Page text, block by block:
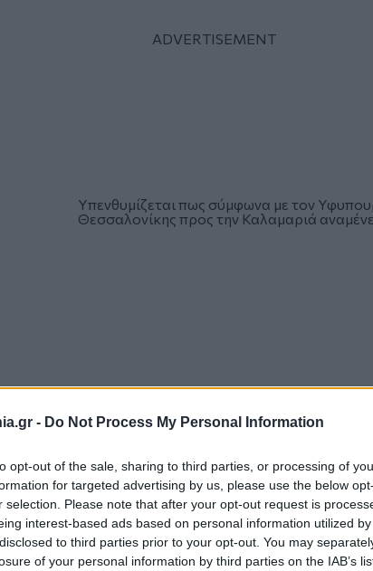
- Do Not Process My Personal Information
opt-out of the sale, sharing to third parties, or processing of
for targeted advertising by us, please use the below
selection. Please note that after your opt-out request is
interest-based ads based on personal information utilized
to third parties prior to your opt-out. You may
of your personal information by third parties on the IAB’s
Υπενθυμίζεται πως σύμφωνα με τον
Θεσσαλονίκης προς την Καλαμαριά